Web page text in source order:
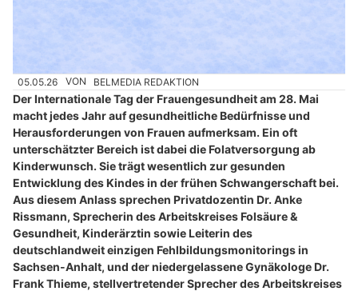
05.05.26 VON BELMEDIA REDAKTION
Der Internationale Tag der Frauengesundheit am 28. Mai
macht jedes Jahr auf gesundheitliche Bedürfnisse und
Herausforderungen von Frauen aufmerksam. Ein oft
unterschätzter Bereich ist dabei die Folatversorgung ab
Kinderwunsch. Sie trägt wesentlich zur gesunden
Entwicklung des Kindes in der frühen Schwangerschaft bei.
Aus diesem Anlass sprechen Privatdozentin Dr. Anke
Rissmann, Sprecherin des Arbeitskreises Folsäure &
Gesundheit, Kinderärztin sowie Leiterin des
deutschlandweit einzigen Fehlbildungsmonitorings in
Sachsen-Anhalt, und der niedergelassene Gynäkologe Dr.
Frank Thieme, stellvertretender Sprecher des Arbeitskreises